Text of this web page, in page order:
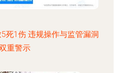
死1伤 违规操作与监管漏洞
重警示